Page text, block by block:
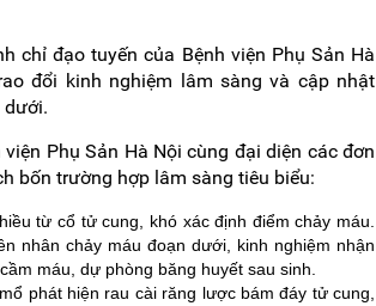
chỉ đạo tuyến của Bệnh viện Phụ Sản Hà
đổi kinh nghiệm lâm sàng và cập nhật
dưới.
Phụ Sản Hà Nội cùng đại diện các đơn
bốn trường hợp lâm sàng tiêu biểu:
từ cổ tử cung, khó xác định điểm chảy máu.
nhân chảy máu đoạn dưới, kinh nghiệm nhận
máu, dự phòng băng huyết sau sinh.
phát hiện rau cài răng lược bám đáy tử cung,